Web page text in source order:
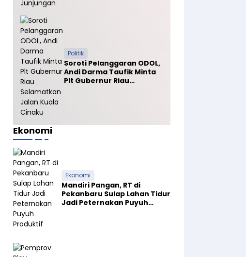
Politik
Soroti Pelanggaran ODOL,
Andi Darma Taufik Minta
Plt Gubernur Riau
Ekonomi
Ekonomi
Mandiri Pangan, RT di
Pekanbaru Sulap Lahan Tidur
Jadi Peternakan Puyuh